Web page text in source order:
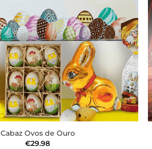
Cabaz Ovos de Ouro
€29.98